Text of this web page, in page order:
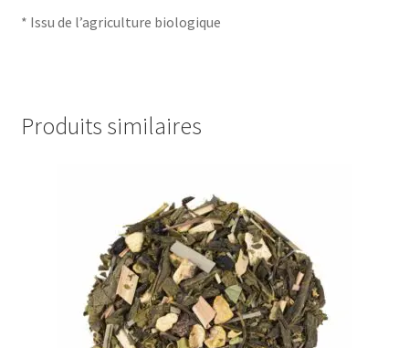
* Issu de l’agriculture biologique
Produits similaires